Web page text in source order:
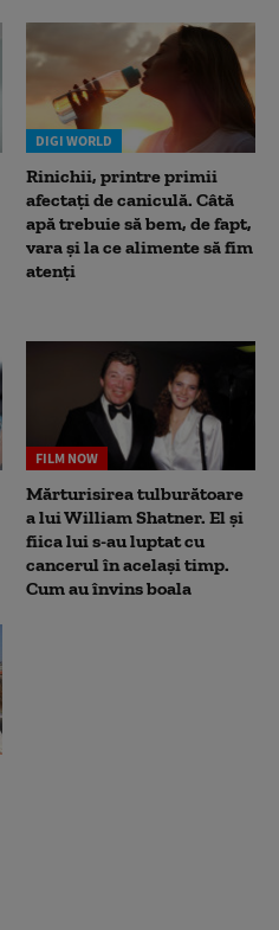
DIGI WORLD
Rinichii, printre primii
afectați de caniculă. Câtă
apă trebuie să bem, de fapt,
vara și la ce alimente să fim
atenți
FILM NOW
Mărturisirea tulburătoare
a lui William Shatner. El și
fiica lui s-au luptat cu
cancerul în același timp.
Cum au învins boala